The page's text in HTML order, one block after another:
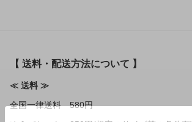
【 送料・配送方法について 】
≪ 送料 ≫
全国一律送料 580円